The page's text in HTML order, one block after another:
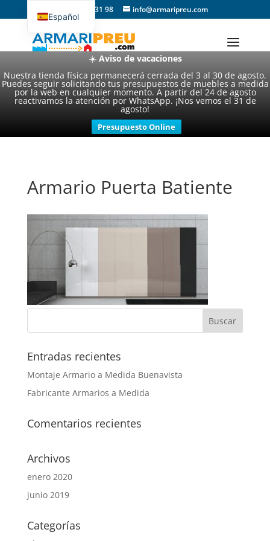
☀️ Aviso de vacaciones
Nuestra tienda física permanecerá cerrada del 3 al 30 de agosto.
Puedes seguir solicitando tus presupuestos de muebles a medida
por la web en cualquier momento. A partir del 24 de agosto
reactivamos la atención por WhatsApp. ¡Nos vemos el 31 de
agosto!
Presupuesto Online
93 357 31 98 info@armaripreu.com
Armario Puerta Batiente
Entradas recientes
Montaje Armario a Medida Buenavista
Fabricante Armarios a Medida
Comentarios recientes
Archivos
enero 2020
junio 2019
Categorías
Español
Català